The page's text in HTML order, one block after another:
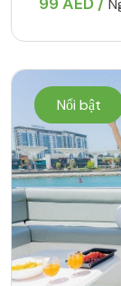
Nổi bật